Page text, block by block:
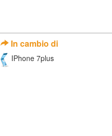
In cambio di
IPhone 7plus